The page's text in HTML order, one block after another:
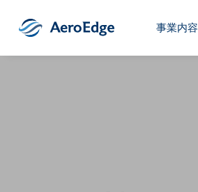
事業内容